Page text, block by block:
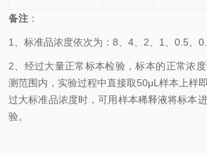
备注 ：
1、 标准品浓度依次为： 8 、4、2、1、0.5、
2、 经过大量正常标本检验，标本的正常浓
测范围内，实验过程中直接取50μL 样本上样
过大标准品浓度时，可用样本稀释液将标本
验。